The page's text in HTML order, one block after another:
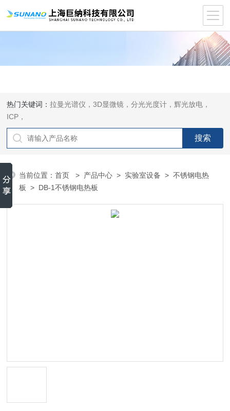
热门关键词：拉曼光谱仪，3D显微镜，分光光度计，辉光放电，
ICP，
当前位置：首页 > 产品中心 > 实验室设备 >不锈钢电热
板
> DB-1不锈钢电热板